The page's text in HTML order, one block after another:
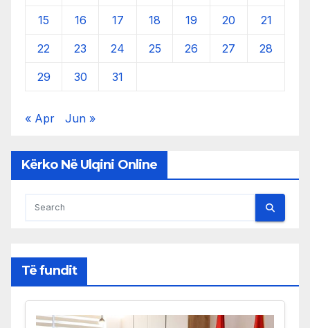
15 16 17 18 19 20 21
22 23 24 25 26 27 28
29 30 31
« Apr Jun »
Kërko Në Ulqini Online
Të fundit